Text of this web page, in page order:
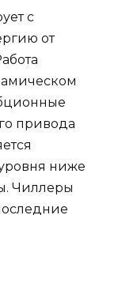
с
от
привода
ниже
Чиллеры